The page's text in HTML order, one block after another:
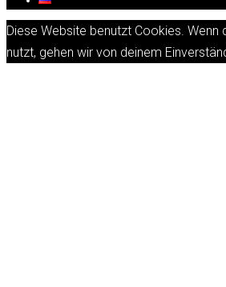
Diese Website benutzt Cookies. Wenn
nutzt, gehen wir von deinem